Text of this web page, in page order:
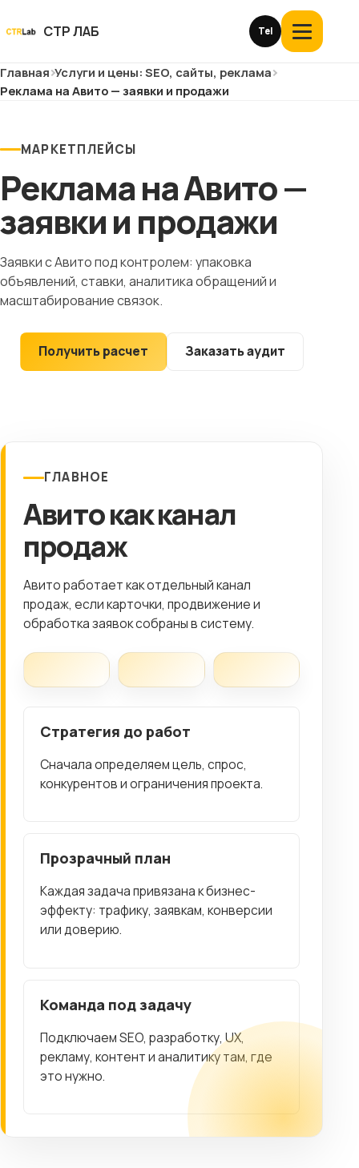
СТР ЛАБ Tel
Открыть
меню
Услуги и цены
Отзывы
Глоссарий
История
ГОРОД
город
8 (499) 11-33-654
Главная Услуги и цены: SEO, сайты, реклама
Реклама на Авито — заявки и продажи
МАРКЕТПЛЕЙСЫ
Реклама на Авито —
заявки и продажи
Заявки с Авито под контролем: упаковка
объявлений, ставки, аналитика обращений и
масштабирование связок.
Получить расчет Заказать аудит
ГЛАВНОЕ
Авито как канал
продаж
Авито работает как отдельный канал
продаж, если карточки, продвижение и
обработка заявок собраны в систему.
Стратегия до работ
Сначала определяем цель, спрос,
конкурентов и ограничения проекта.
Прозрачный план
Каждая задача привязана к бизнес-
эффекту: трафику, заявкам, конверсии
или доверию.
Команда под задачу
Подключаем SEO, разработку, UX,
рекламу, контент и аналитику там, где
это нужно.